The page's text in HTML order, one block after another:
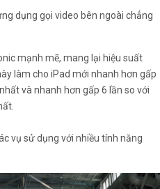
dụng gọi video bên ngoài chẳng
mạnh mẽ, mang lại hiệu suất
làm cho iPad mới nhanh hơn gấp
và nhanh hơn gấp 6 lần so với
vụ sử dụng với nhiều tính năng